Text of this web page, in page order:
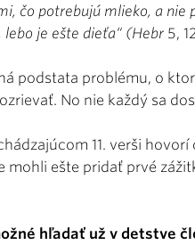
čo potrebujú mlieko, a nie
lebo je ešte dieťa“ (Hebr 5,
podstata problému, o
No nie každý sa
11. verši
mohli ešte pridať prvé
hľadať už v detstve